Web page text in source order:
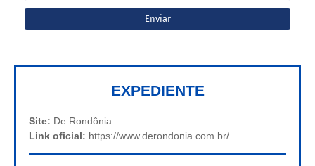
EXPEDIENTE
Site: De Rondônia
Link oficial: https://www.derondonia.com.br/